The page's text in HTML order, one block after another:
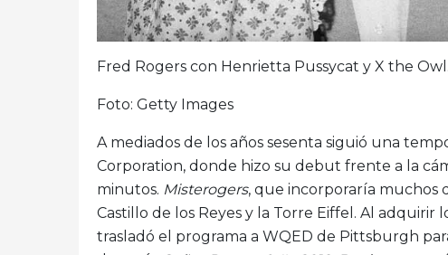
Fred Rogers con Henrietta Pussycat y X the Owl.
Foto: Getty Images
A mediados de los años sesenta siguió una
Corporation, donde hizo su debut frente a la
minutos. Misterogers, que incorporaría muchos
Castillo de los Reyes y la Torre Eiffel. Al adquirir
trasladó el programa a WQED de Pittsburgh